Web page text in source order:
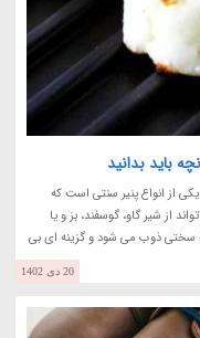
باید بدانید
از انواع پنیر سنتی است که
از شیر گاو، گوسفند، بز و یا
به سختی ذوب می شود و گزینه ای بی
20 دی 1402